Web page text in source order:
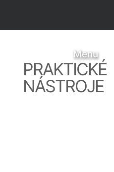
PRAKTICKÉ
NÁSTROJE
Menu